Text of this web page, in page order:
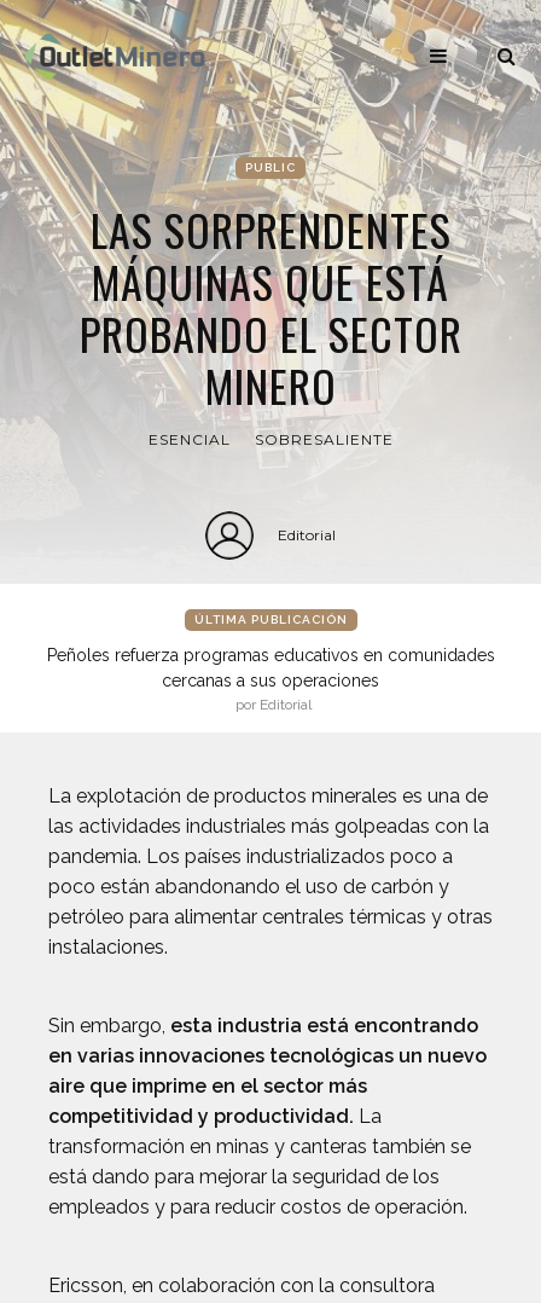
PUBLIC
LAS SORPRENDENTES
MÁQUINAS QUE ESTÁ
PROBANDO EL SECTOR
MINERO
ESENCIAL SOBRESALIENTE
Editorial
ÚLTIMA PUBLICACIÓN
Peñoles refuerza programas educativos en comunidades
cercanas a sus operaciones
por Editorial
La explotación de productos minerales es una de
las actividades industriales más golpeadas con la
pandemia. Los países industrializados poco a
poco están abandonando el uso de carbón y
petróleo para alimentar centrales térmicas y otras
instalaciones.
Sin embargo, esta industria está encontrando
en varias innovaciones tecnológicas un nuevo
aire que imprime en el sector más
competitividad y productividad. La
transformación en minas y canteras también se
está dando para mejorar la seguridad de los
empleados y para reducir costos de operación.
Ericsson, en colaboración con la consultora